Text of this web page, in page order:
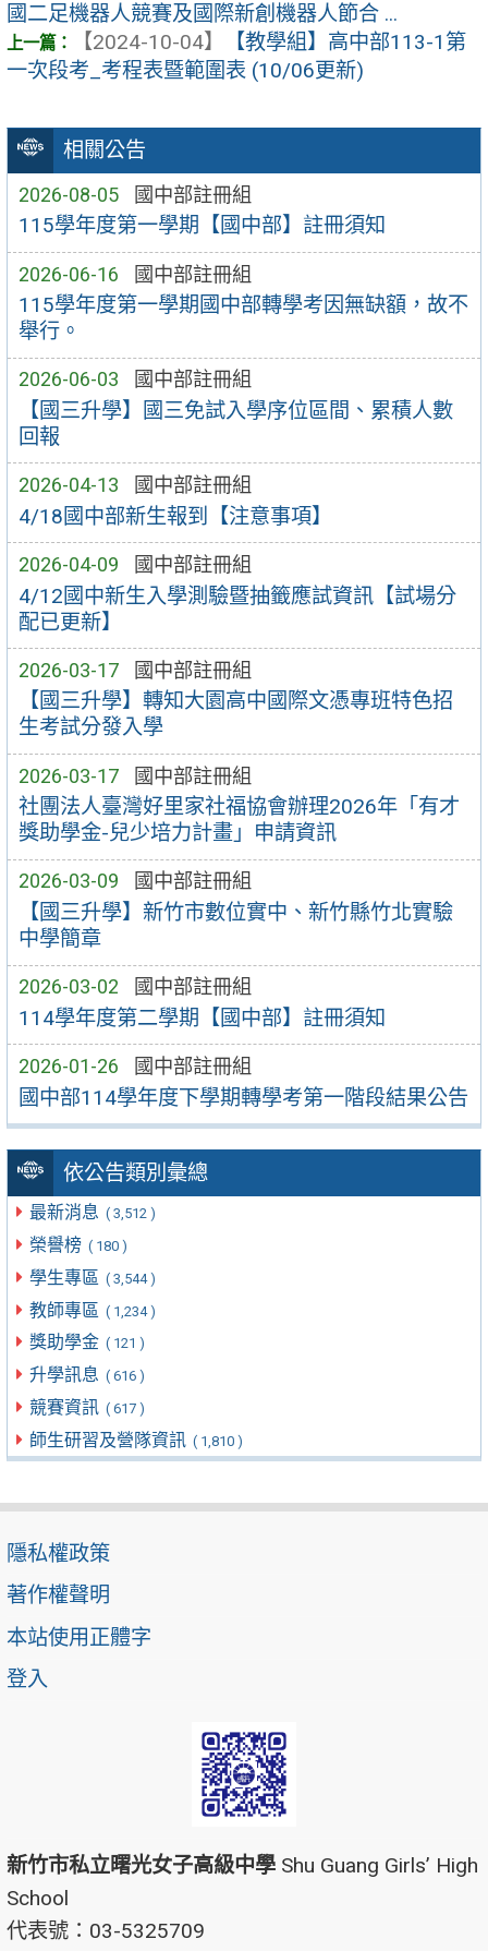
相關公告
2026-08-05 國中部註冊組
115學年度第一學期【國中部】註冊須知
2026-06-16 國中部註冊組
115學年度第一學期國中部轉學考因無缺額，故不
舉行。
2026-06-03 國中部註冊組
【國三升學】國三免試入學序位區間、累積人數
回報
2026-04-13 國中部註冊組
4/18國中部新生報到【注意事項】
2026-04-09 國中部註冊組
4/12國中新生入學測驗暨抽籤應試資訊【試場分
配已更新】
2026-03-17 國中部註冊組
【國三升學】轉知大園高中國際文憑專班特色招
生考試分發入學
2026-03-17 國中部註冊組
社團法人臺灣好里家社福協會辦理2026年「有才
獎助學金-兒少培力計畫」申請資訊
2026-03-09 國中部註冊組
【國三升學】新竹市數位實中、新竹縣竹北實驗
中學簡章
2026-03-02 國中部註冊組
114學年度第二學期【國中部】註冊須知
2026-01-26 國中部註冊組
國中部114學年度下學期轉學考第一階段結果公告
依公告類別彙總
最新消息 ( 3,512 )
榮譽榜 ( 180 )
學生專區 ( 3,544 )
教師專區 ( 1,234 )
獎助學金 ( 121 )
升學訊息 ( 616 )
競賽資訊 ( 617 )
師生研習及營隊資訊 ( 1,810 )
國二足機器人競賽及國際新創機器人節合 ...
【2024-10-04】
【教學組】高中部113-1第
一次段考_考程表暨範圍表 (10/06更新)
隱私權政策
著作權聲明
本站使用正體字
登入
新竹市私立曙光女子高級中學 Shu Guang Girls’ High
School
代表號：03-5325709